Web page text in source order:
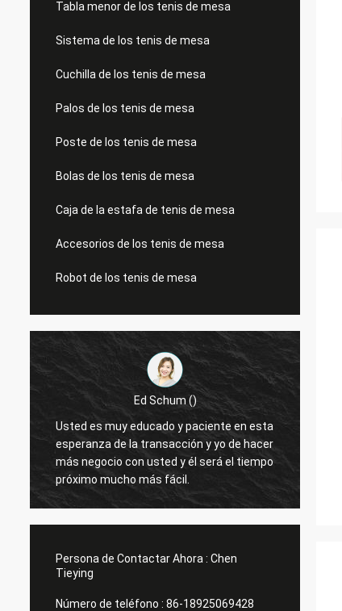
Tabla menor de los tenis de mesa
Sistema de los tenis de mesa
Cuchilla de los tenis de mesa
Palos de los tenis de mesa
Poste de los tenis de mesa
Bolas de los tenis de mesa
Caja de la estafa de tenis de mesa
Accesorios de los tenis de mesa
Robot de los tenis de mesa
Ed Schum ()
Usted es muy educado y paciente en esta
esperanza de la transacción y yo de hacer
más negocio con usted y él será el tiempo
próximo mucho más fácil.
Persona de Contactar Ahora : Chen
Tieying
Número de teléfono : 86-18925069428